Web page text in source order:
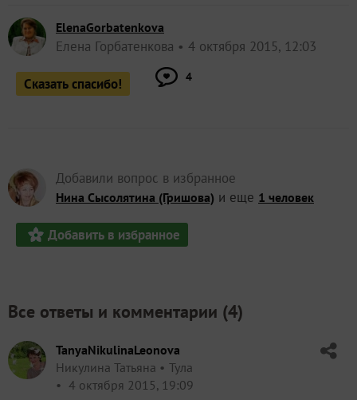
ElenaGorbatenkova
Елена Горбатенкова 4 октября 2015, 12:03
Сказать спасибо! 4
Добавили вопрос в избранное
Нина Сысолятина (Гришова) и еще 1 человек
Добавить в избранное
Все ответы и комментарии (4)
TanyaNikulinaLeonova
Никулина Татьяна
Тула
4 октября 2015, 19:09